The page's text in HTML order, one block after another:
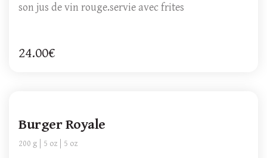
son jus de vin rouge.servie avec frites
24.00€
Burger Royale
200 g 5 oz 5 oz